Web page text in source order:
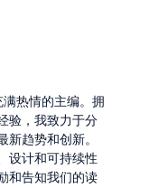
热情的主编。拥
验，我致力于分
新趋势和创新。
设计和可持续性
和告知我们的读